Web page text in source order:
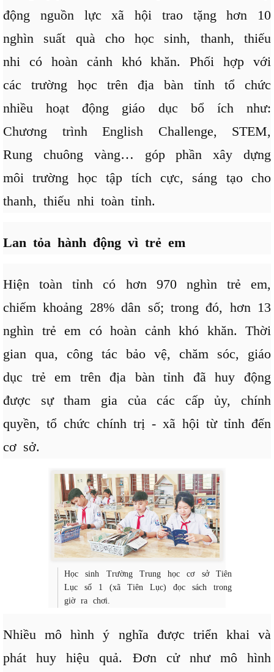
động nguồn lực xã hội trao tặng hơn 10
nghìn suất quà cho học sinh, thanh, thiếu
nhi có hoàn cảnh khó khăn. Phối hợp với
các trường học trên địa bàn tỉnh tổ chức
nhiều hoạt động giáo dục bổ ích như:
Chương trình English Challenge, STEM,
Rung chuông vàng… góp phần xây dựng
môi trường học tập tích cực, sáng tạo cho
thanh, thiếu nhi toàn tỉnh.
Lan tỏa hành động vì trẻ em
Hiện toàn tỉnh có hơn 970 nghìn trẻ em,
chiếm khoảng 28% dân số; trong đó, hơn 13
nghìn trẻ em có hoàn cảnh khó khăn. Thời
gian qua, công tác bảo vệ, chăm sóc, giáo
dục trẻ em trên địa bàn tỉnh đã huy động
được sự tham gia của các cấp ủy, chính
quyền, tổ chức chính trị - xã hội từ tỉnh đến
cơ sở.
Học sinh Trường Trung học cơ sở Tiên
Lục số 1 (xã Tiên Lục) đọc sách trong
giờ ra chơi.
Nhiều mô hình ý nghĩa được triển khai và
phát huy hiệu quả. Đơn cử như mô hình